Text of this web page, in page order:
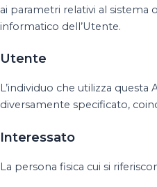
ai parametri relativi al sistema
informatico dell’Utente.
Utente
L’individuo che utilizza questa
diversamente specificato,
Interessato
La persona fisica cui si